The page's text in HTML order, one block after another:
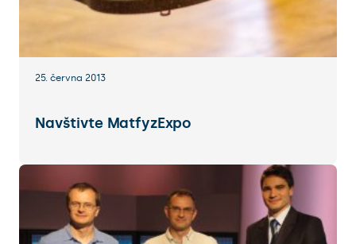
25. června 2013
Navštivte MatfyzExpo